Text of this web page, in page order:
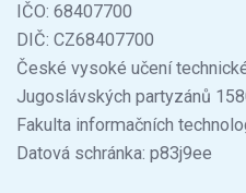
IČO: 68407700
DIČ: CZ68407700
České vysoké učení
Jugoslávských partyzánů
Fakulta informačních
Datová schránka: p83j9ee